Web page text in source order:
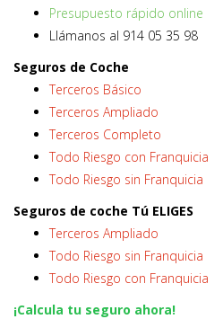
Presupuesto rápido online
Llámanos al 914 05 35 98
Seguros de Coche
Terceros Básico
Terceros Ampliado
Terceros Completo
Todo Riesgo con Franquicia
Todo Riesgo sin Franquicia
Seguros de coche Tú ELIGES
Terceros Ampliado
Todo Riesgo sin Franquicia
Todo Riesgo con Franquicia
¡Calcula tu seguro ahora!